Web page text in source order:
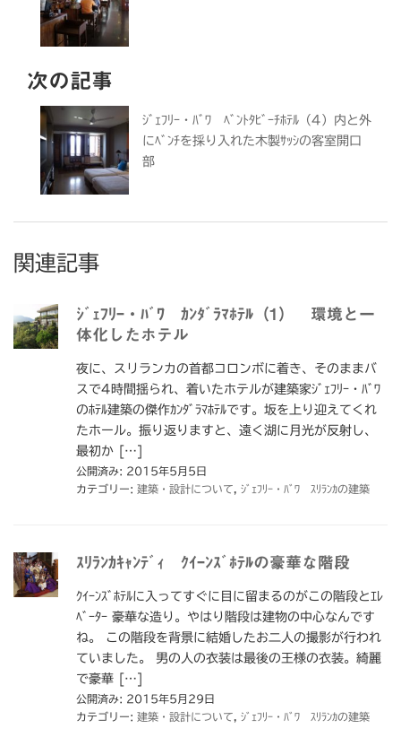
次の記事
ｼﾞｪﾌﾘｰ・ﾊﾞﾜ ﾍﾞﾝﾄﾀﾋﾞｰﾁﾎﾃﾙ（4）内と外
にﾍﾞﾝﾁを採り入れた木製ｻｯｼの客室開口
部
関連記事
ｼﾞｪﾌﾘｰ・ﾊﾞﾜ ｶﾝﾀﾞﾗﾏﾎﾃﾙ（1） 環境と一
体化したホテル
夜に、スリランカの首都コロンボに着き、そのままバ
スで4時間揺られ、着いたホテルが建築家ｼﾞｪﾌﾘｰ・ﾊﾞﾜ
のﾎﾃﾙ建築の傑作ｶﾝﾀﾞﾗﾏﾎﾃﾙです。坂を上り迎えてくれ
たホール。振り返りますと、遠く湖に月光が反射し、
最初か […]
公開済み: 2015年5月5日
カテゴリー: 建築・設計について ｼﾞｪﾌﾘｰ・ﾊﾞﾜ ｽﾘﾗﾝｶの建築
ｽﾘﾗﾝｶｷｬﾝﾃﾞｨ ｸｲｰﾝｽﾞﾎﾃﾙの豪華な階段
ｸｲｰﾝｽﾞﾎﾃﾙに入ってすぐに目に留まるのがこの階段とｴﾚ
ﾍﾞｰﾀｰ 豪華な造り。やはり階段は建物の中心なんです
ね。 この階段を背景に結婚したお二人の撮影が行われ
ていました。 男の人の衣装は最後の王様の衣装。綺麗
で豪華 […]
公開済み: 2015年5月29日
カテゴリー: 建築・設計について ｼﾞｪﾌﾘｰ・ﾊﾞﾜ ｽﾘﾗﾝｶの建築